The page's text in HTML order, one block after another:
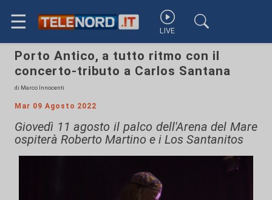
☰ LIVE
Porto Antico, a tutto ritmo con il
concerto-tributo a Carlos Santana
di Marco Innocenti
Mar 09 Agosto 2022
Giovedì 11 agosto il palco dell'Arena del Mare
ospiterà Roberto Martino e i Los Santanitos